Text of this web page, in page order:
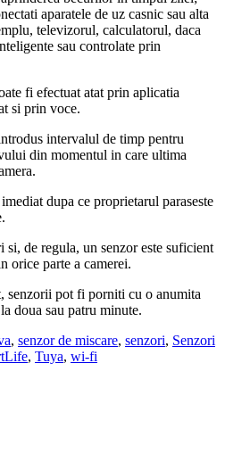
aparatele de uz casnic sau alta
televizorul, calculatorul, daca
sau controlate prin
fi efectuat atat prin aplicatia
si prin voce.
intervalul de timp pentru
din momentul in care ultima
dupa ce proprietarul paraseste
si, de regula, un senzor este suficient
orice parte a camerei.
senzorii pot fi porniti cu o anumita
doua sau patru minute.
, senzor de miscare, senzori, Senzori
, Tuya, wi-fi